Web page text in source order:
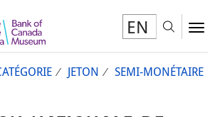
EN
JETON
SEMI-MONÉTAIRE